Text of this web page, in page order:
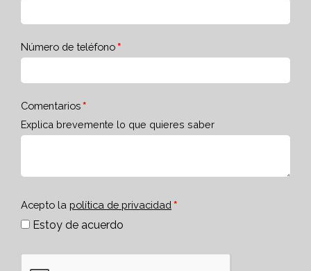
Número de teléfono
Comentarios
Explica brevemente lo que quieres saber
Acepto la política de privacidad
Estoy de acuerdo